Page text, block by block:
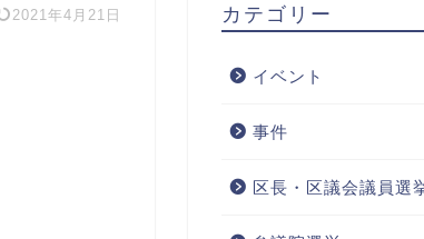
2021年4月21日 カテゴリー
イベント
事件
区長・区議会議員選